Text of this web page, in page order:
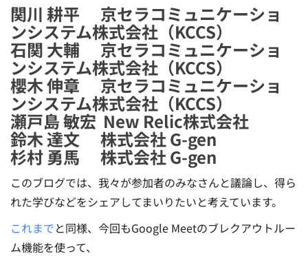
関川 耕平 京セラコミュニケーショ
ンシステム株式会社（KCCS）
石関 大輔 京セラコミュニケーショ
ンシステム株式会社（KCCS）
櫻木 伸章 京セラコミュニケーショ
ンシステム株式会社（KCCS）
瀬戸島 敏宏 New Relic株式会社
鈴木 達文 株式会社 G-gen
杉村 勇馬 株式会社 G-gen
このブログでは、我々が参加者のみなさんと議論し、得ら
れた学びなどをシェアしてまいりたいと考えています。
これまでと同様、今回もGoogle Meetのブレクアウトルー
ム機能を使って、